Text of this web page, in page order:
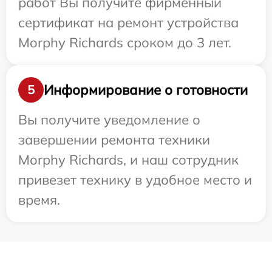
сертификат на ремонт устройства
Morphy Richards сроком до 3 лет.
5
Информирование о готовности
Вы получите уведомление о
завершении ремонта техники
Morphy Richards, и наш сотрудник
привезет технику в удобное место и
время.